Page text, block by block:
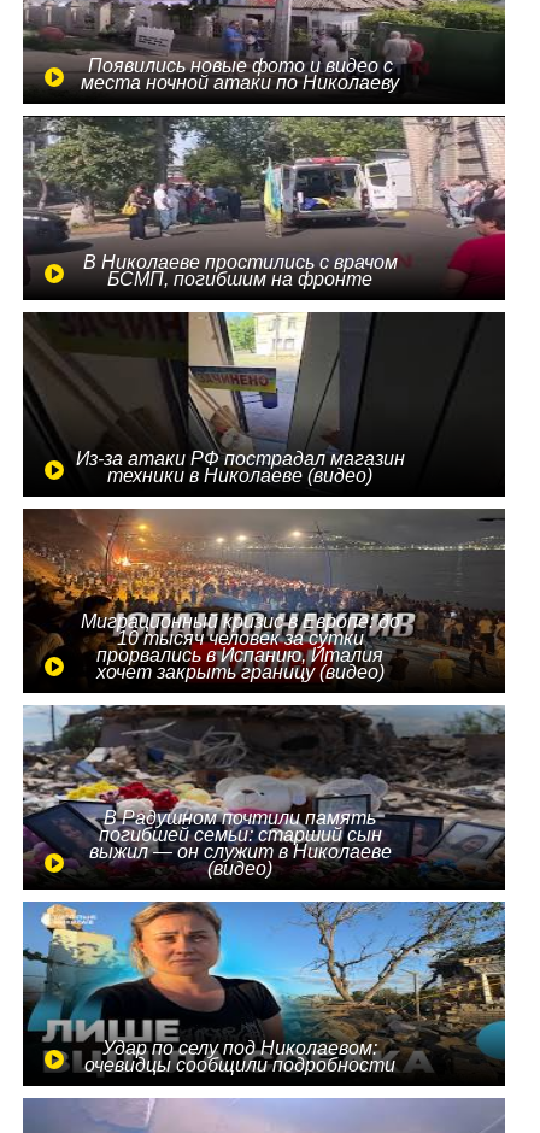
Появились новые фото и видео с
места ночной атаки по Николаеву
В Николаеве простились с врачом
БСМП, погибшим на фронте
Из-за атаки РФ пострадал магазин
техники в Николаеве (видео)
Миграционный кризис в Европе: до
10 тысяч человек за сутки
прорвались в Испанию, Италия
хочет закрыть границу (видео)
В Радушном почтили память
погибшей семьи: старший сын
выжил — он служит в Николаеве
(видео)
Удар по селу под Николаевом:
очевидцы сообщили подробности